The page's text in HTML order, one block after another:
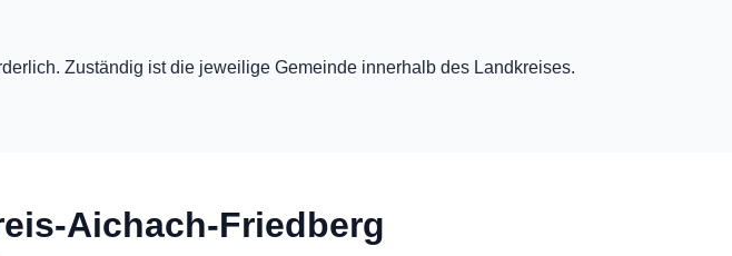
Zuständig ist die jeweilige Gemeinde innerhalb des Landkreises.
Aichach-Friedberg